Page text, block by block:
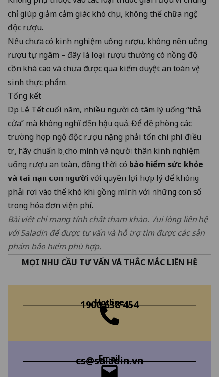
chỉ giúp giảm cảm giác khó chịu, không thể chữa ngộ
độc rượu.
Nếu chưa có kinh nghiệm uống rượu, không nên uống
rượu tự ngâm – đây là loại rượu thường có nồng độ
cồn khá cao và chưa được qua kiểm duyệt an toàn vệ
sinh thực phẩm.
Tổng kết
Dịp Lễ Tết cuối năm, nhiều người có tâm lý uống “thả
cửa” mà không nghĩ đến hậu quả. Để đề phòng các
trường hợp ngộ độc rượu nặng phải tốn chi phí điều
trị, hãy chuẩn bị cho mình và người thân kinh nghiệm
uống rượu an toàn, đồng thời có bảo hiểm sức khỏe
và tai nạn con người với quyền lợi hợp lý để không
phải rơi vào thế khó khi gồng mình với những con số
trong hóa đơn viện phí.
Bài viết chỉ mang tính chất tham khảo. Vui lòng liên hệ
với Saladin để được tư vấn và hỗ trợ tìm được các sản
phẩm bảo hiểm phù hợp.
MỌI NHU CẦU TƯ VẤN VÀ THẮC MẮC LIÊN HỆ
Hotline
1900 638 454
Email
cs@saladin.vn